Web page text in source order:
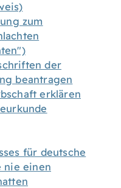
zum
der
beantragen
erklären
für deutsche
nie einen